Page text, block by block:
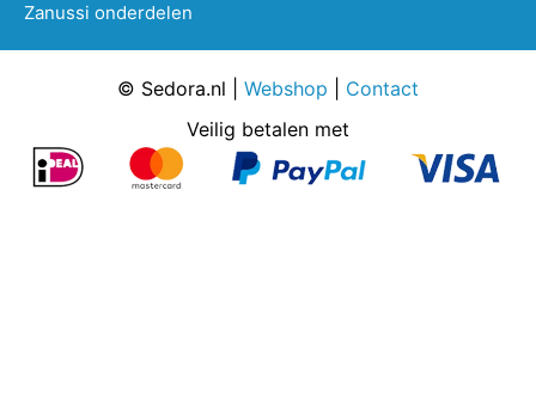
Zanussi onderdelen
© Sedora.nl | Webshop
Contact
Veilig betalen met